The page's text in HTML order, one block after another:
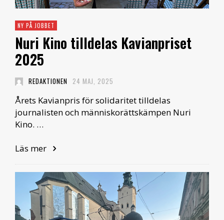
NY PÅ JOBBET
Nuri Kino tilldelas Kavianpriset
2025
REDAKTIONEN 24 MAJ, 2025
Årets Kavianpris för solidaritet tilldelas
journalisten och människorättskämpen Nuri
Kino. …
Läs mer